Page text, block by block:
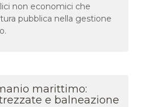
non economici che
pubblica nella gestione
marittimo:
e balneazione